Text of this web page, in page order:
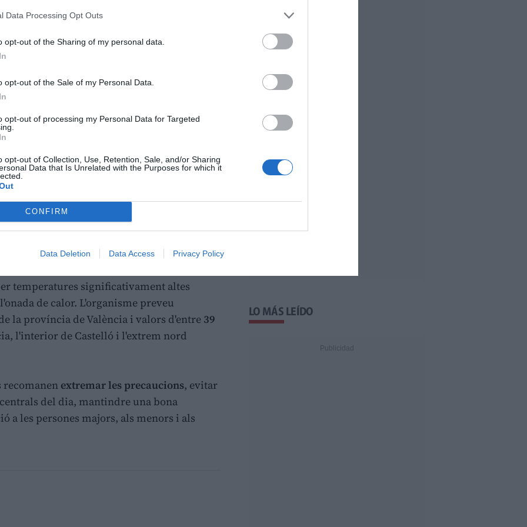
Data Processing Opt Outs
opt-out of the Sharing of my personal data.
opt-out of the Sale of my Personal Data.
opt-out of processing my Personal Data for Targeted
opt-out of Collection, Use, Retention, Sale, and/or Sharing
Data that Is Unrelated with the Purposes for which it
CONFIRM
Data Deletion Data Access Privacy Policy
41 graus
la jornada dins de l'onada de calor que
, mentre queXàtivaha arribat als
més afectades per un episodi de calor
se durant les pròximes hores.
ja havia advertit de l'ascens de les
registrat els primers 40 graus de la
Fenollet
registrat temperatures elevades en
han superat els 38 graus.
temperatures significativament altes
de calor. L'organisme preveu
la província de València i valors d'entre 39
l'interior de Castelló i l'extrem nord
recomanenextremar les precaucions, evitar
del dia, mantindre una bona
a les persones majors, als menors i als
LO MÁS LEÍDO